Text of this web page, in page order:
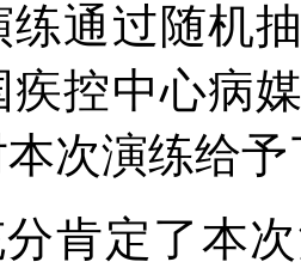
练通过随机
疾控中心病
次演练给
肯定了本